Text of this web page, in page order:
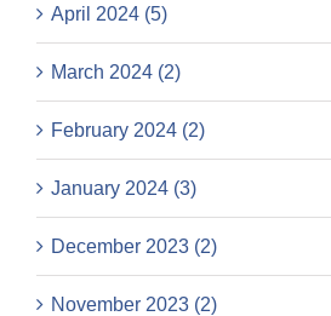
April 2024 (5)
March 2024 (2)
February 2024 (2)
January 2024 (3)
December 2023 (2)
November 2023 (2)